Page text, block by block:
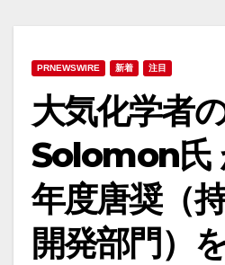
PRNEWSWIRE 新着 注目
大気化学者
Solomon氏
年度唐奨（
開発部門）